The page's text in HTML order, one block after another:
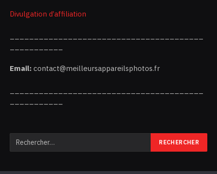
Divulgation d’affiliation
Email: contact@meilleursappareilsphotos.fr